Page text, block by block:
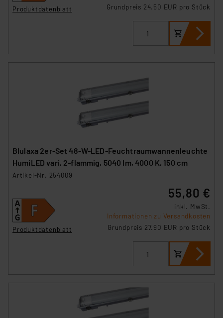
Produktdatenblatt Grundpreis 24.50 EUR pro Stück
Blulaxa 2er-Set 48-W-LED-Feuchtraumwannenleuchte
HumiLED vari, 2-flammig, 5040 lm, 4000 K, 150 cm
Artikel-Nr. 254009
Produktdatenblatt
55,80 €
inkl. MwSt.
Informationen zu Versandkosten
Grundpreis 27.90 EUR pro Stück